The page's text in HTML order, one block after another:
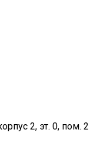
2, эт. 0, пом. 2